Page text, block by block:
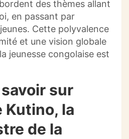
des thèmes allant
en passant par
Cette polyvalence
et une vision globale
jeunesse congolaise est
sur
Kutino, la
de la